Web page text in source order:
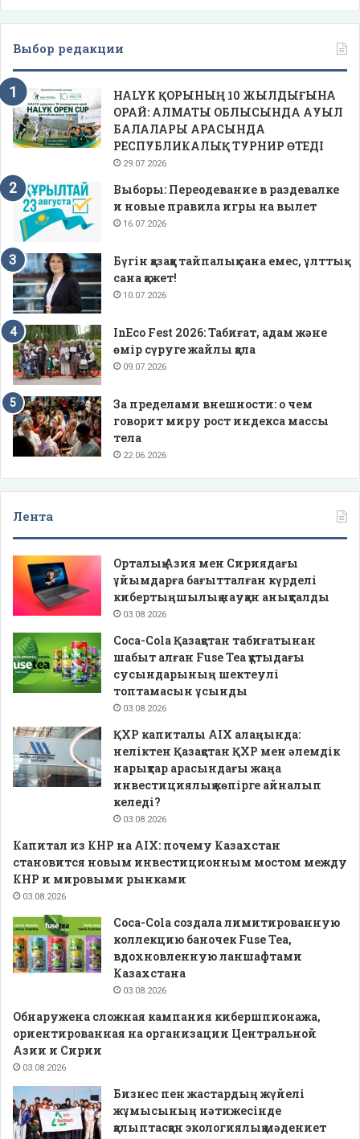
Выбор редакции
HALYK ҚОРЫНЫҢ 10 ЖЫЛДЫҒЫНА
ОРАЙ: АЛМАТЫ ОБЛЫСЫНДА АУЫЛ
БАЛАЛАРЫ АРАСЫНДА
РЕСПУБЛИКАЛЫҚ ТУРНИР ӨТЕДІ
29.07.2026
Выборы: Переодевание в раздевалке
и новые правила игры на вылет
16.07.2026
Бүгін қазаққа тайпалық сана емес, ұлттық
сана қажет!
10.07.2026
InEco Fest 2026: Табиғат, адам және
өмір сүруге жайлы қала
09.07.2026
За пределами внешности: о чем
говорит миру рост индекса массы
тела
22.06.2026
Лента
Орталық Азия мен Сириядағы
ұйымдарға бағытталған күрделі
кибертыңшылық науқан анықталды
03.08.2026
Coca-Cola Қазақстан табиғатынан
шабыт алған Fuse Tea құтыдағы
сусындарының шектеулі
топтамасын ұсынды
03.08.2026
ҚХР капиталы AIX алаңында:
неліктен Қазақстан ҚХР мен әлемдік
нарықтар арасындағы жаңа
инвестициялық көпірге айналып
келеді?
03.08.2026
Капитал из КНР на AIX: почему Казахстан
становится новым инвестиционным мостом между
КНР и мировыми рынками
03.08.2026
Coca-Cola создала лимитированную
коллекцию баночек Fuse Tea,
вдохновленную ланшафтами
Казахстана
03.08.2026
Обнаружена сложная кампания кибершпионажа,
ориентированная на организации Центральной
Азии и Сирии
03.08.2026
Бизнес пен жастардың жүйелі
жұмысының нәтижесінде
қалыптасқан экологиялық мәдениет